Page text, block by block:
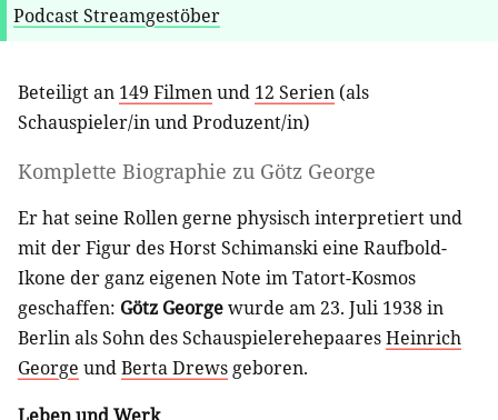
Podcast Streamgestöber
Beteiligt an 149 Filmenund 12 Serien (als
Schauspieler/inundProduzent/in)
Komplette Biographie zu Götz George
Er hat seine Rollen gerne physisch interpretiert und
mit der Figur des Horst Schimanski eine Raufbold-
Ikone der ganz eigenen Note im Tatort-Kosmos
geschaffen: Götz Georgewurde am 23. Juli 1938 in
Berlin als Sohn des SchauspielerehepaaresHeinrich
George undBerta Drewsgeboren.